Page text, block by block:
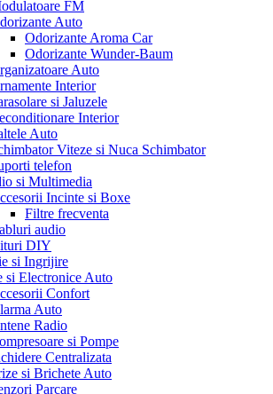
FM
Auto
Odorizante Aroma Car
Odorizante Wunder-Baum
Auto
Interior
si Jaluzele
Interior
Auto
Viteze si Nuca Schimbator
telefon
si Multimedia
Incinte si Boxe
Filtre frecventa
audio
DIY
si Ingrijire
si Electronice Auto
Confort
Auto
Radio
si Pompe
Centralizata
si Brichete Auto
Parcare